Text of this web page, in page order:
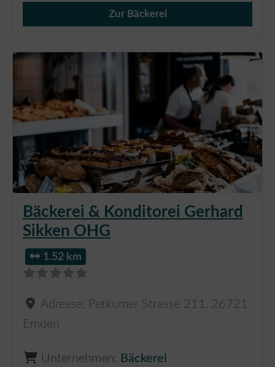
Verkauf von Brötchen,
Zur Bäckerei
Bäckerei & Konditorei Gerhard
Sikken OHG
1.52 km
Adresse: Petkumer Strasse 211 , 26721
Emden
Unternehmen: Bäckerei